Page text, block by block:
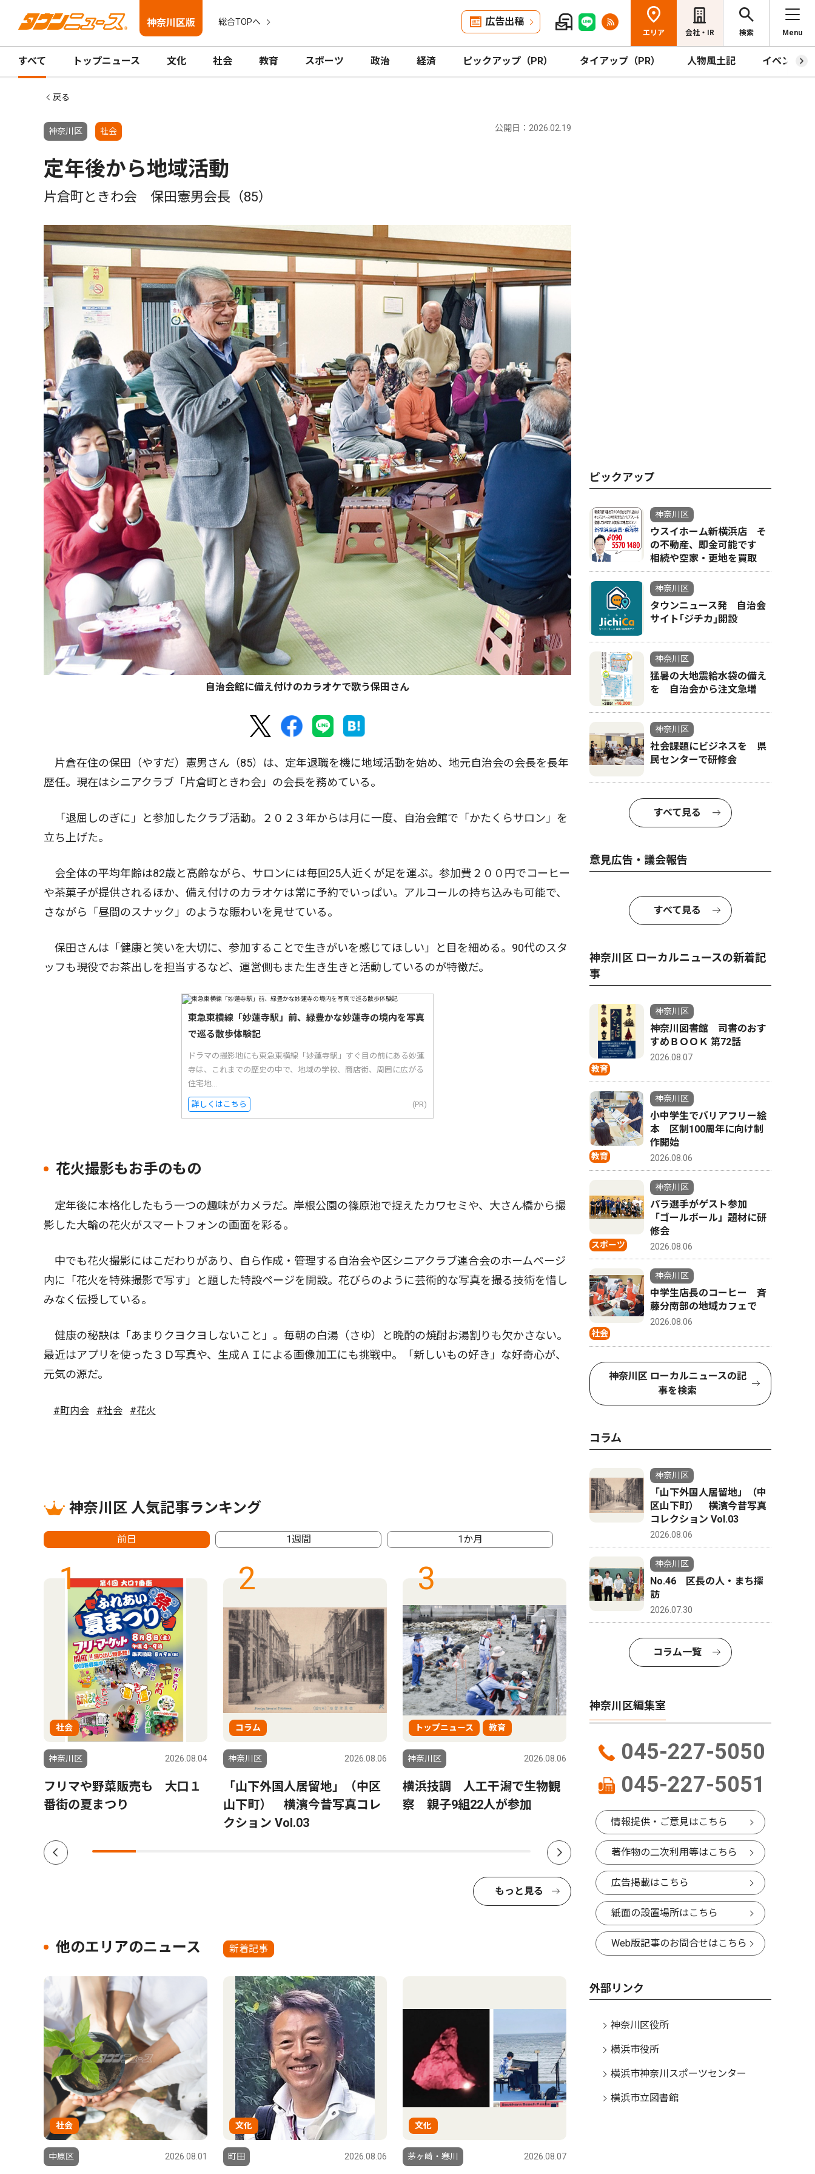
神奈川区版 総合TOPへ 広告出稿
エリア 会社・IR 検索 Menu
すべて トップニュース 文化 社会 教育 スポーツ 政治 経済 ピックアップ（PR） タイアップ（PR） 人物風土記 イベント
戻る
神奈川区 社会 公開日：2026.02.19
定年後から地域活動
片倉町ときわ会 保田憲男会長（85）
自治会館に備え付けのカラオケで歌う保田さん
片倉在住の保田（やすだ）憲男さん（85）は、定年退職を機に地域活動を始め、地元自治会の会長を長年
歴任。現在はシニアクラブ「片倉町ときわ会」の会長を務めている。
「退屈しのぎに」と参加したクラブ活動。２０２３年からは月に一度、自治会館で「かたくらサロン」を
立ち上げた。
会全体の平均年齢は82歳と高齢ながら、サロンには毎回25人近くが足を運ぶ。参加費２００円でコーヒー
や茶菓子が提供されるほか、備え付けのカラオケは常に予約でいっぱい。アルコールの持ち込みも可能で、
さながら「昼間のスナック」のような賑わいを見せている。
保田さんは「健康と笑いを大切に、参加することで生きがいを感じてほしい」と目を細める。90代のスタ
ッフも現役でお茶出しを担当するなど、運営側もまた生き生きと活動しているのが特徴だ。
東急東横線「妙蓮寺駅」前、緑豊かな妙蓮寺の境内を写真
で巡る散歩体験記
ドラマの撮影地にも東急東横線「妙蓮寺駅」すぐ目の前にある妙蓮
寺は、これまでの歴史の中で、地域の学校、商店街、周囲に広がる
住宅地...
詳しくはこちら (PR)
花火撮影もお手のもの
定年後に本格化したもう一つの趣味がカメラだ。岸根公園の篠原池で捉えたカワセミや、大さん橋から撮
影した大輪の花火がスマートフォンの画面を彩る。
中でも花火撮影にはこだわりがあり、自ら作成・管理する自治会や区シニアクラブ連合会のホームページ
内に「花火を特殊撮影で写す」と題した特設ページを開設。花びらのように芸術的な写真を撮る技術を惜し
みなく伝授している。
健康の秘訣は「あまりクヨクヨしないこと」。毎朝の白湯（さゆ）と晩酌の焼酎お湯割りも欠かさない。
最近はアプリを使った３Ｄ写真や、生成ＡＩによる画像加工にも挑戦中。「新しいもの好き」な好奇心が、
元気の源だ。
#町内会 #社会 #花火
神奈川区 人気記事ランキング
前日 1週間 1か月
1
社会
神奈川区 2026.08.04
フリマや野菜販売も 大口１
番街の夏まつり
2
コラム
神奈川区 2026.08.06
「山下外国人居留地」（中区
山下町） 横濱今昔写真コレ
クション Vol.03
3
トップニュース 教育
神奈川区 2026.08.06
横浜技調 人工干潟で生物観
察 親子9組22人が参加
4
神奈川区 2026.08.06
神奈川区内でも支援の輪 熊
開始
もっと見る
他のエリアのニュース 新着記事
社会
中原区 2026.08.01
文化
町田 2026.08.06
文化
茅ヶ崎・寒川 2026.08.07
ピックアップ
神奈川区
ウスイホーム新横浜店 そ
の不動産、即金可能です
相続や空家・更地を買取
神奈川区
タウンニュース発 自治会
サイト｢ジチカ｣開設
神奈川区
猛暑の大地震給水袋の備え
を 自治会から注文急増
神奈川区
社会課題にビジネスを 県
民センターで研修会
すべて見る
意見広告・議会報告
すべて見る
神奈川区 ローカルニュースの新着記
事
教育
神奈川区
神奈川図書館 司書のおす
すめＢＯＯＫ 第72話
2026.08.07
教育
神奈川区
小中学生でバリアフリー絵
本 区制100周年に向け制
作開始
2026.08.06
スポーツ
神奈川区
パラ選手がゲスト参加
「ゴールボール」題材に研
修会
2026.08.06
社会
神奈川区
中学生店長のコーヒー 斉
藤分南部の地域カフェで
2026.08.06
神奈川区 ローカルニュースの記
事を検索
コラム
神奈川区
「山下外国人居留地」（中
区山下町） 横濱今昔写真
コレクション Vol.03
2026.08.06
神奈川区
No.46 区長の人・まち探
訪
2026.07.30
コラム一覧
神奈川区編集室
045-227-5050
045-227-5051
情報提供・ご意見はこちら
著作物の二次利用等はこちら
広告掲載はこちら
紙面の設置場所はこちら
Web版記事のお問合せはこちら
外部リンク
神奈川区役所
横浜市役所
横浜市神奈川スポーツセンター
横浜市立図書館